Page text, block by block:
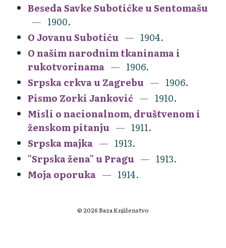
Beseda Savke Subotićke u Sentomašu
1900.
O Jovanu Subotiću
1904.
O našim narodnim tkaninama i
rukotvorinama
1906.
Srpska crkva u Zagrebu
1906.
Pismo Zorki Janković
1910.
Misli o nacionalnom, društvenom i
ženskom pitanju
1911.
Srpska majka
1913.
"Srpska žena" u Pragu
1913.
Moja oporuka
1914.
© 2026 Baza Knjiženstvo